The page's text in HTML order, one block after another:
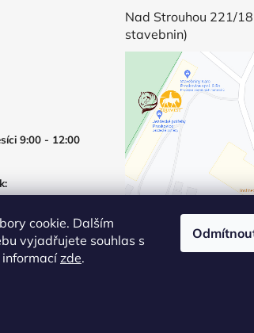
cookie. Dalším
vyjadřujete souhlas s
informacízde.
9:00 - 12:00
Nad Strouhou 221/
stavebnin)